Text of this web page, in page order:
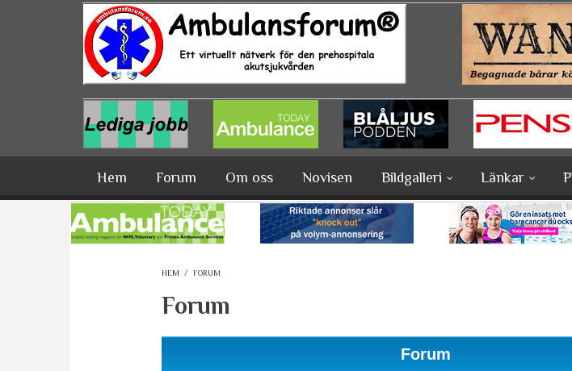
Hoppa till huvudinnehåll
Hem Forum Om oss Novisen Bildgalleri Länkar
HEM / FORUM
Forum